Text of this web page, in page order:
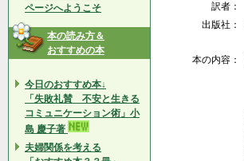
ページへようこそ
本の読み方＆
おすすめの本
今日のおすすめ本↓
「失敗礼賛 不安と生きる
コミュニケーション術」小
島 慶子著
夫婦関係を考える
訳者：
出版社：
本の内容：